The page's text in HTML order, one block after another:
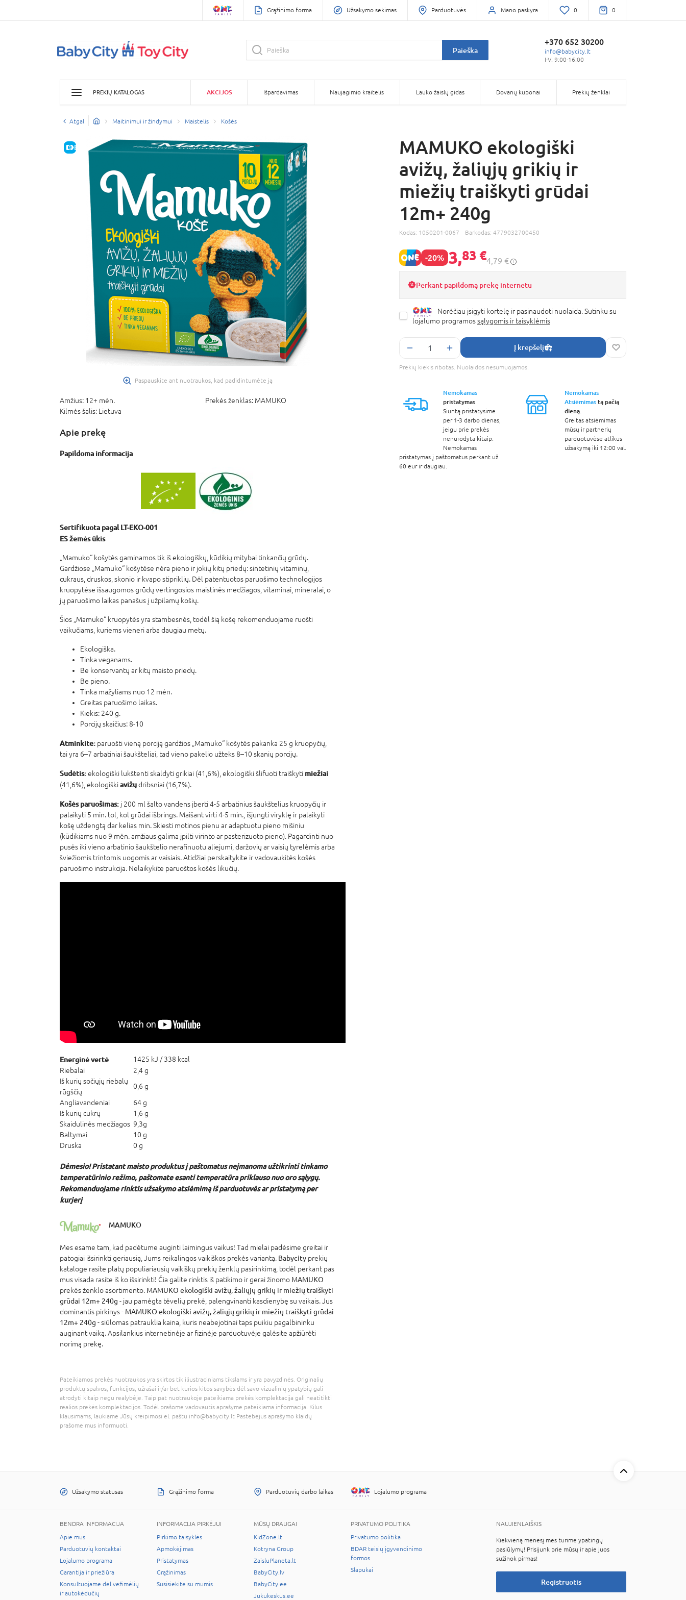
Grąžinimo forma Užsakymo sekimas Parduotuvės Mano paskyra 0 0
Paieška
+370 652 30200
info@babycity.lt
I-V: 9:00-16:00
PREKIŲ KATALOGAS AKCIJOS Išpardavimas Naujagimio kraitelis Lauko žaislų gidas Dovanų kuponai Prekių ženklai
Atgal Maitinimui ir žindymui Maistelis Košės
E-KAINA
Paspauskite ant nuotraukos, kad padidintumėte ją
Amžius: 12+ mėn. Prekės ženklas: MAMUKO
Kilmės šalis: Lietuva
Apie prekę
Papildoma informacija
Sertifikuota pagal LT-EKO-001
ES žemės ūkis
„Mamuko“ košytės gaminamos tik iš ekologiškų, kūdikių mitybai tinkančių grūdų.
Gardžiose „Mamuko“ košytėse nėra pieno ir jokių kitų priedų: sintetinių vitaminų,
cukraus, druskos, skonio ir kvapo stipriklių. Dėl patentuotos paruošimo technologijos
kruopytėse išsaugomos grūdų vertingosios maistinės medžiagos, vitaminai, mineralai, o
jų paruošimo laikas panašus į užpilamų košių.
Šios „Mamuko“ kruopytės yra stambesnės, todėl šią košę rekomenduojame ruošti
vaikučiams, kuriems vieneri arba daugiau metų.
Ekologiška.
Tinka veganams.
Be konservantų ar kitų maisto priedų.
Be pieno.
Tinka mažyliams nuo 12 mėn.
Greitas paruošimo laikas.
Kiekis: 240 g.
Porcijų skaičius: 8-10
Atminkite: paruošti vieną porciją gardžios „Mamuko“ košytės pakanka 25 g kruopyčių,
tai yra 6–7 arbatiniai šaukšteliai, tad vieno pakelio užteks 8–10 skanių porcijų.
Sudėtis:ekologiški lukštenti skaldyti grikiai (41,6%), ekologiški šlifuoti traiškyti miežiai
(41,6%), ekologiškiavižųdribsniai (16,7%).
Košės paruošimas: į 200 ml šalto vandens įberti 4-5 arbatinius šaukštelius kruopyčių ir
palaikyti 5 min. tol, kol grūdai išbrings. Maišant virti 4-5 min., išjungti viryklę ir palaikyti
košę uždengtą dar kelias min. Skiesti motinos pienu ar adaptuotu pieno mišiniu
(kūdikiams nuo 9 mėn. amžiaus galima įpilti virinto ar pasterizuoto pieno). Pagardinti nuo
pusės iki vieno arbatinio šaukštelio nerafinuotu aliejumi, daržovių ar vaisių tyrelėmis arba
šviežiomis trintomis uogomis ar vaisiais. Atidžiai perskaitykite ir vadovaukitės košės
paruošimo instrukcija. Nelaikykite paruoštos košės likučių.
Energinė vertė
1425 kJ / 338 kcal
Riebalai
2,4 g
Iš kurių sočiųjų riebalų
rūgščių
0,6 g
Angliavandeniai
64 g
Iš kurių cukrų
1,6 g
Skaidulinės medžiagos 9,3g
Baltymai
10 g
Druska
0 g
Dėmesio!Pristatant maisto produktus į paštomatus neįmanoma užtikrinti tinkamo
temperatūrinio režimo, paštomate esanti temperatūra priklauso nuo oro sąlygų.
Rekomenduojame rinktis užsakymo atsiėmimąiš parduotuvės ar pristatymą per
kurjerį
MAMUKO
Mes esame tam, kad padėtume auginti laimingus vaikus! Tad mielai padėsime greitai ir
patogiai išsirinkti geriausią, Jums reikalingos vaikiškos prekės variantą. Babycity prekių
kataloge rasite platų populiariausių vaikiškų prekių ženklų pasirinkimą, todėl perkant pas
mus visada rasite iš ko išsirinkti! Čia galite rinktis iš patikimo ir gerai žinomo MAMUKO
prekės ženklo asortimento. MAMUKO ekologiški avižų, žaliųjų grikių ir miežių traiškyti
grūdai 12m+ 240g - jau pamėgta tėvelių prekė, palengvinanti kasdienybę su vaikais. Jus
dominantis pirkinys - MAMUKO ekologiški avižų, žaliųjų grikių ir miežių traiškyti grūdai
12m+ 240g - siūlomas patrauklia kaina, kuris neabejotinai taps puikiu pagalbininku
auginant vaiką. Apsilankius internetinėje ar fizinėje parduotuvėje galėsite apžiūrėti
norimą prekę.
Pateikiamos prekės nuotraukos yra skirtos tik iliustraciniams tikslams ir yra pavyzdinės. Originalių
produktų spalvos, funkcijos, užrašai ir/ar bet kurios kitos savybės dėl savo vizualinių ypatybių gali
atrodyti kitaip negu realybėje. Taip pat nuotraukoje pateikiama prekės komplektacija gali neatitikti
realios prekės komplektacijos. Todėl prašome vadovautis aprašyme pateikiama informacija. Kilus
klausimams, laukiame Jūsų kreipimosi el. paštu info@babycity.lt Pastebėjus aprašymo klaidų
prašome mus informuoti.
MAMUKO ekologiški
avižų, žaliųjų grikių ir
miežių traiškyti grūdai
12m+ 240g
Kodas: 1050201-0067 Barkodas: 4779032700450
-20% 3,83 €4,79 €
Perkant papildomą prekę internetu
Norėčiau įsigyti kortelę ir pasinaudoti nuolaida. Sutinku su
lojalumo programossąlygomis ir taisyklėmis
Į krepšelį
Prekių kiekis ribotas. Nuolaidos nesumuojamos.
Nemokamas
pristatymas
Siuntą pristatysime
per 1-3 darbo dienas,
jeigu prie prekės
nenurodyta kitaip.
Nemokamas
pristatymas į paštomatus perkant už
60 eur ir daugiau.
Nemokamas
Atsiėmimastą pačią
dieną.
Greitas atsiėmimas
mūsų ir partnerių
parduotuvėse atlikus
užsakymą iki 12:00 val.
Užsakymo statusas Grąžinimo forma Parduotuvių darbo laikas Lojalumo programa
BENDRA INFORMACIJA
Apie mus
Parduotuvių kontaktai
Lojalumo programa
Garantija ir priežiūra
Konsultuojame dėl vežimėlių
ir autokėdučių
INFORMACIJA PIRKĖJUI
Pirkimo taisyklės
Apmokėjimas
Pristatymas
Grąžinimas
Susisiekite su mumis
MŪSŲ DRAUGAI
KidZone.lt
Kotryna Group
ZaisluPlaneta.lt
BabyCity.lv
BabyCity.ee
Jukukeskus.ee
PRIVATUMO POLITIKA
Privatumo politika
BDAR teisių įgyvendinimo
formos
Slapukai
NAUJIENLAIŠKIS
Kiekvieną mėnesį mes turime ypatingų
pasiūlymų! Prisijunk prie mūsų ir apie juos
sužinok pirmas!
Registruotis